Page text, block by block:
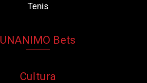
Tenis
UNANIMO Bets
Cultura